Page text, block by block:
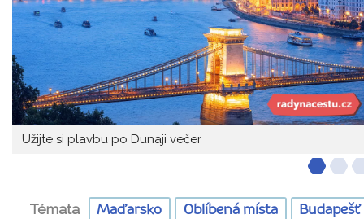
Užijte si plavbu po Dunaji večer
Témata Maďarsko Oblíbená místa Budapešť